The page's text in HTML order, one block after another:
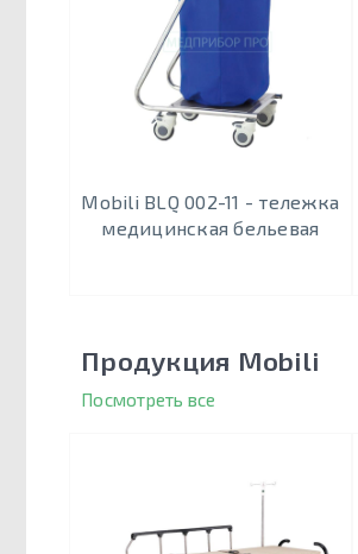
Mobili BLQ 002-11 - тележка
медицинская бельевая
Продукция Mobili
Посмотреть все